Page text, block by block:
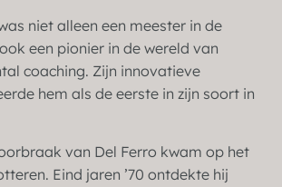
niet alleen een meester in de
een pionier in de wereld van
coaching. Zijn innovatieve
hem als de eerste in zijn soort in
van Del Ferro kwam op het
Eind jaren ’70 ontdekte hij